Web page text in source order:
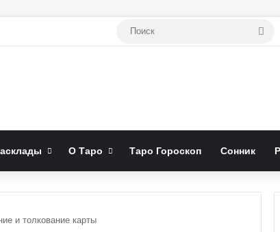
О Таро Таро Гороскоп Сонник
и толкование карты